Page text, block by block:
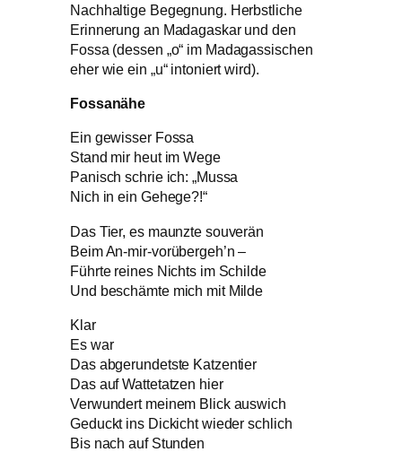
Nachhaltige Begegnung. Herbstliche
Erinnerung an Madagaskar und den
Fossa (dessen „o“ im Madagassischen
eher wie ein „u“ intoniert wird).
Fossanähe
Ein gewisser Fossa
Stand mir heut im Wege
Panisch schrie ich: „Mussa
Nich in ein Gehege?!“
Das Tier, es maunzte souverän
Beim An-mir-vorübergeh’n –
Führte reines Nichts im Schilde
Und beschämte mich mit Milde
Klar
Es war
Das abgerundetste Katzentier
Das auf Wattetatzen hier
Verwundert meinem Blick auswich
Geduckt ins Dickicht wieder schlich
Bis nach auf Stunden